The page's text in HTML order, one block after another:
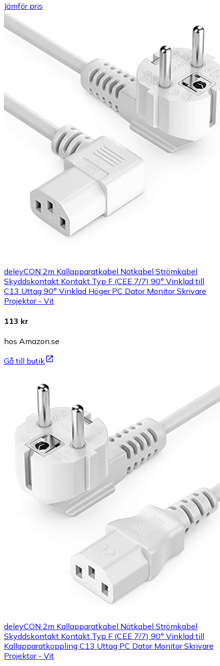
Jämför pris
deleyCON 2m Kallapparatkabel Nätkabel Strömkabel
Skyddskontakt Kontakt Typ F (CEE 7/7) 90° Vinklad till
C13 Uttag 90° Vinklad Höger PC Dator Monitor Skrivare
Projektor - Vit
113 kr
hos Amazon.se
Gå till butik
deleyCON 2m Kallapparatkabel Nätkabel Strömkabel
Skyddskontakt Kontakt Typ F (CEE 7/7) 90° Vinklad till
Kallapparatkoppling C13 Uttag PC Dator Monitor Skrivare
Projektor - Vit